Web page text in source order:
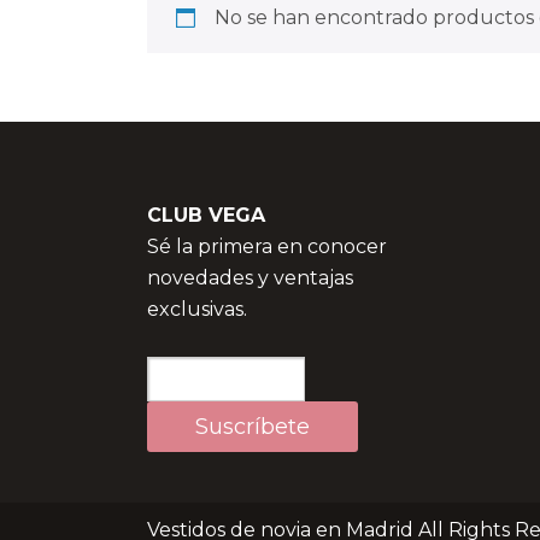
No se han encontrado
CLUB VEGA
Sé la primera en conocer
novedades y ventajas
exclusivas.
Vestidos de novia en Madrid All Rights